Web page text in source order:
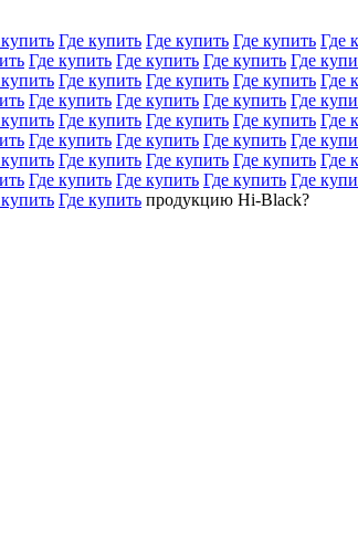
Где купить Где купить Где купить Где
Где купить Где купить Где купить Где
Где купить Где купить Где купить Где
Где купить Где купить Где купить Где
Где купить Где купить Где купить Где
Где купить Где купить Где купить Где
Где купить Где купить Где купить Где
Где купить Где купить Где купить Где
Где купить продукцию Hi-Black?